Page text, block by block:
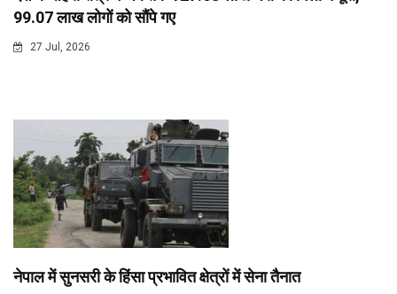
99.07 लाख लोगों को सौंपे गए
27 Jul, 2026
नेपाल में सुनसरी के हिंसा प्रभावित क्षेत्रों में सेना तैनात